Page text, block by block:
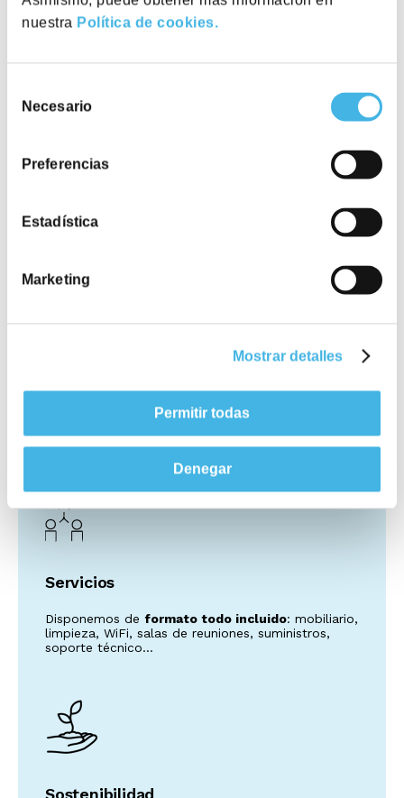
nuestra Política de cookies.
deNecesario
Preferencias
Estadística
Marketing
Mostrar detalles
Permitir todas
Denegar
Utopicus Avenida Diagonal
Utopicus Torre Marenostrum
espacio
Utopicus Gal·la Placídia
Contamos con la garantía de pertenecer a Colonial
SFL, inmobiliaria referente en la zona Euro, que
nos permite ofrecer las prestaciones y la
tecnología de mayor calidad.
Servicios
Disponemos de formato todo incluido: mobiliario,
limpieza, WiFi, salas de reuniones, suministros,
soporte técnico...
Sostenibilidad